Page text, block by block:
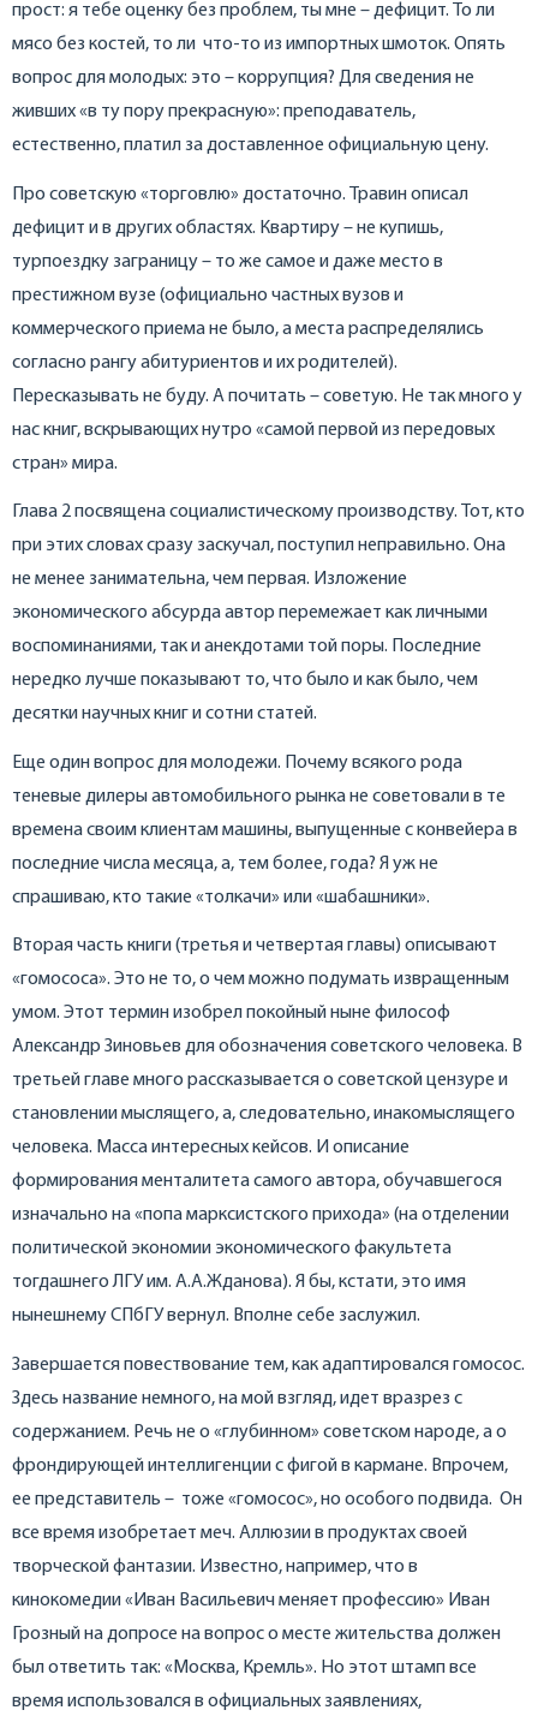
прост: я тебе оценку без проблем, ты мне – дефицит. То ли
мясо без костей, то ли что-то из импортных шмоток. Опять
вопрос для молодых: это – коррупция? Для сведения не
живших «в ту пору прекрасную»: преподаватель,
естественно, платил за доставленное официальную цену.
Про советскую «торговлю» достаточно. Травин описал
дефицит и в других областях. Квартиру – не купишь,
турпоездку заграницу – то же самое и даже место в
престижном вузе (официально частных вузов и
коммерческого приема не было, а места распределялись
согласно рангу абитуриентов и их родителей).
Пересказывать не буду. А почитать – советую. Не так много у
нас книг, вскрывающих нутро «самой первой из передовых
стран» мира.
Глава 2 посвящена социалистическому производству. Тот, кто
при этих словах сразу заскучал, поступил неправильно. Она
не менее занимательна, чем первая. Изложение
экономического абсурда автор перемежает как личными
воспоминаниями, так и анекдотами той поры. Последние
нередко лучше показывают то, что было и как было, чем
десятки научных книг и сотни статей.
Еще один вопрос для молодежи. Почему всякого рода
теневые дилеры автомобильного рынка не советовали в те
времена своим клиентам машины, выпущенные с конвейера в
последние числа месяца, а, тем более, года? Я уж не
спрашиваю, кто такие «толкачи» или «шабашники».
Вторая часть книги (третья и четвертая главы) описывают
«гомососа». Это не то, о чем можно подумать извращенным
умом. Этот термин изобрел покойный ныне философ
Александр Зиновьев для обозначения советского человека. В
третьей главе много рассказывается о советской цензуре и
становлении мыслящего, а, следовательно, инакомыслящего
человека. Масса интересных кейсов. И описание
формирования менталитета самого автора, обучавшегося
изначально на «попа марксистского прихода» (на отделении
политической экономии экономического факультета
тогдашнего ЛГУ им. А.А.Жданова). Я бы, кстати, это имя
нынешнему СПбГУ вернул. Вполне себе заслужил.
Завершается повествование тем, как адаптировался гомосос.
Здесь название немного, на мой взгляд, идет вразрез с
содержанием. Речь не о «глубинном» советском народе, а о
фрондирующей интеллигенции с фигой в кармане. Впрочем,
ее представитель – тоже «гомосос», но особого подвида. Он
все время изобретает меч. Аллюзии в продуктах своей
творческой фантазии. Известно, например, что в
кинокомедии «Иван Васильевич меняет профессию» Иван
Грозный на допросе на вопрос о месте жительства должен
был ответить так: «Москва, Кремль». Но этот штамп все
время использовался в официальных заявлениях,